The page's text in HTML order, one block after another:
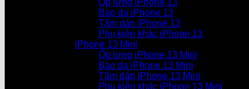
Ốp lưng iPhone 13
Bao da iPhone 13
Tấm dán iPhone 13
Phụ kiện khác iPhone 13
iPhone 13 Mini
Ốp lưng iPhone 13 Mini
Bao da iPhone 13 Mini
Tấm dán iPhone 13 Mini
Phụ kiện khác iPhone 13 Mini